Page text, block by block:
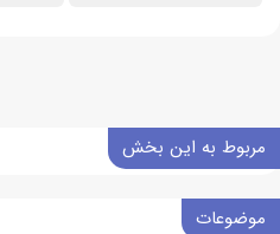
مربوط به این بخش
موضوعات